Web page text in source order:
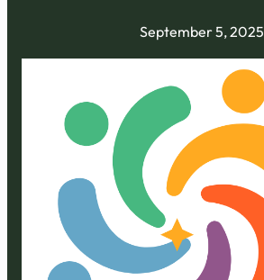
September 5, 2025